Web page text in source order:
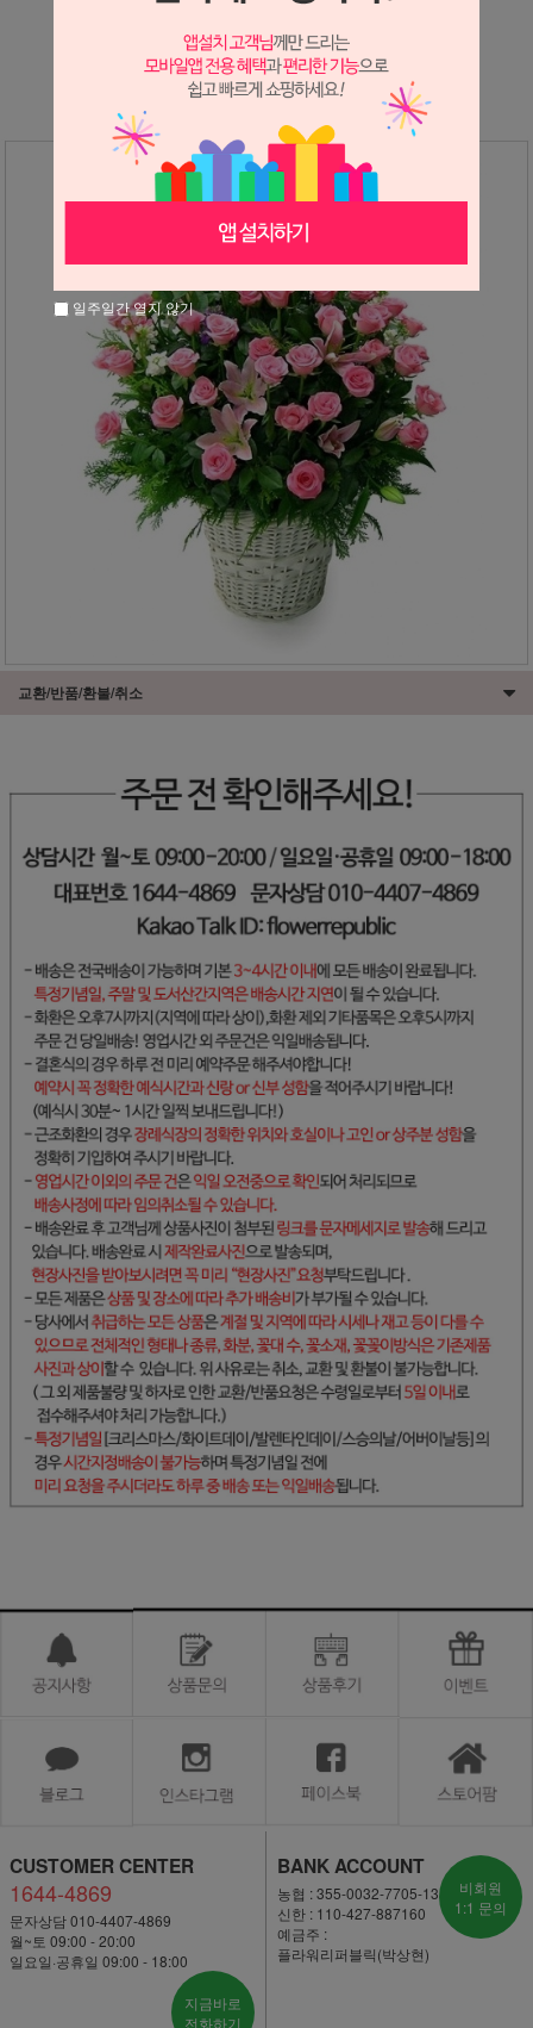
상세 정보를 확대해 보실 수 있습니다.
※ 필독해주세요 ※
장미는 시세 변동에 따라 가격이 달라질 수 있으니
문의 후 주문 바랍니다.
교환/반품/환불/취소
CUSTOMER CENTER
1644-4869
문자상담 010-4407-4869
월~토 09:00 - 20:00
일요일·공휴일 09:00 - 18:00
지금바로
전화하기
BANK ACCOUNT
농협 : 355-0032-7705-13
신한 : 110-427-887160
예금주 :
플라워리퍼블릭(박상현)
비회원
1:1 문의
일주일간 열지 않기